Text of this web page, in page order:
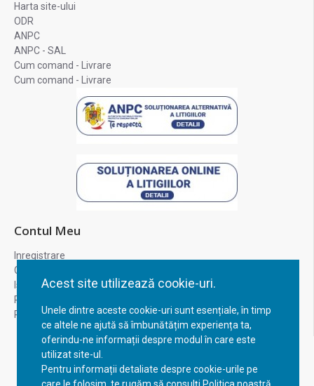
Acest site utilizează cookie-uri.
Unele dintre aceste cookie-uri sunt esențiale, în timp
ce altele ne ajută să îmbunătățim experiența ta,
oferindu-ne informații despre modul în care este
utilizat site-ul.
Pentru informații detaliate despre cookie-urile pe
Harta site-ului
ODR
ANPC
ANPC - SAL
Cum comand - Livrare
Cum comand - Livrare
Contul Meu
Inregistrare
Contul meu
Istoric comenzi
Recuperare parola
Returnare produs